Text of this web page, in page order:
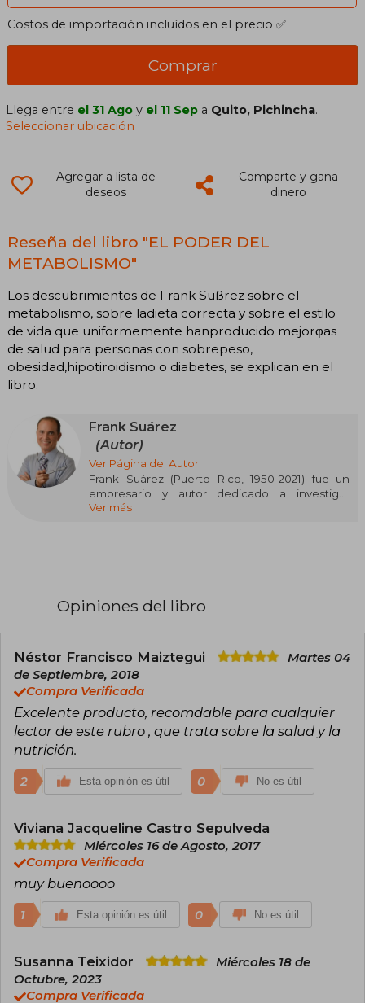
Costos de importación incluídos en el precio ✅
Comprar
Llega entre el 31 Ago y el 11 Sep a Quito, Pichincha.
Seleccionar ubicación
Agregar a lista de
deseos
Comparte y gana
dinero
Reseña del libro "EL PODER DEL
METABOLISMO"
Los descubrimientos de Frank Sußrez sobre el
metabolismo, sobre ladieta correcta y sobre el estilo
de vida que uniformemente hanproducido mejorφas
de salud para personas con sobrepeso,
obesidad,hipotiroidismo o diabetes, se explican en el
libro.
Frank Suárez
(Autor)
Ver Página del Autor
Frank Suárez (Puerto Rico, 1950-2021) fue un
empresario y autor dedicado a investigar
activamente sobre el metabolismo y las
aspectos relacionados con la salud,
Publicó libros que se han convertido en guías
prácticas para millones de personas en su
camino hacia una vida más saludable. Entre
ellos destacan El Poder del Metabolismo (2013),
Recetas. El Poder del Metabolismo (2017) y
Metabolismo Ultra Poderoso (2018), obras que
mejorar la salud metabólica. Su legado continúa
inspirando a quienes buscan soluciones reales y
Ver más
Opiniones del libro
Néstor Francisco Maiztegui
Martes 04
de Septiembre, 2018
Compra Verificada
Excelente producto, recomdable para cualquier
lector de este rubro , que trata sobre la salud y la
nutrición.
2 Esta opinión es útil 0 No es útil
Viviana Jacqueline Castro Sepulveda
Miércoles 16 de Agosto, 2017
Compra Verificada
muy buenoooo
1 Esta opinión es útil 0 No es útil
Susanna Teixidor
Miércoles 18 de
Octubre, 2023
Compra Verificada